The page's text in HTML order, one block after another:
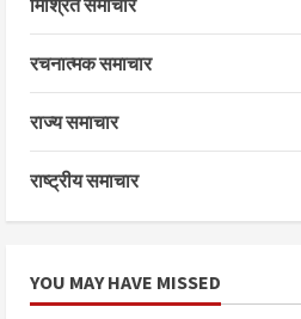
मिश्रित समाचार
रचनात्मक समाचार
राज्य समाचार
राष्ट्रीय समाचार
YOU MAY HAVE MISSED